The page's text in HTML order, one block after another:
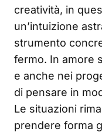
creatività, in
un’intuizione
strumento
fermo. In amore
e anche nei
di pensare in
Le situazioni
prendere forma